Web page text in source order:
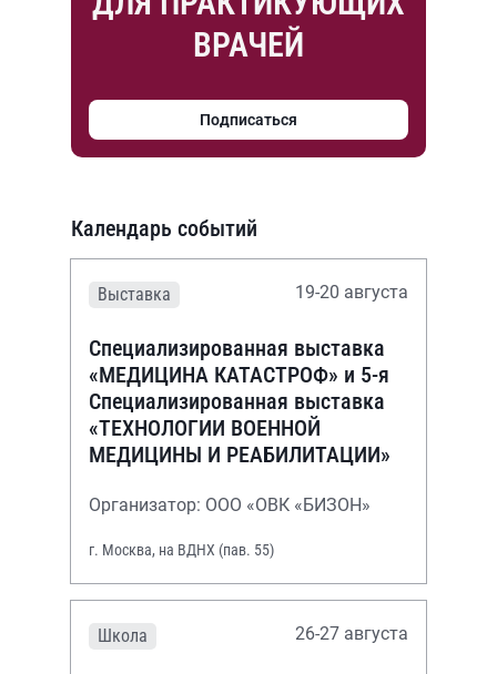
ВРАЧЕЙ
Подписаться
Календарь событий
Выставка 19-20 августа
Специализированная выставка
«МЕДИЦИНА КАТАСТРОФ» и 5-я
Специализированная выставка
«ТЕХНОЛОГИИ ВОЕННОЙ
МЕДИЦИНЫ И РЕАБИЛИТАЦИИ»
Организатор: ООО «ОВК «БИЗОН»
г. Москва, на ВДНХ (пав. 55)
Школа 26-27 августа